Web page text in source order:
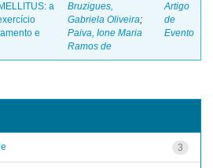
a
e
Bruzigues,
Gabriela Oliveira;
Paiva, Ione Maria
Ramos de
Artigo
de
Evento
3